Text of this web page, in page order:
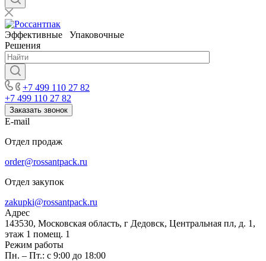
Эффективные Упаковочные
Решения
+7 499 110 27 82
+7 499 110 27 82
Заказать звонок
E-mail
Отдел продаж
order@rossantpack.ru
Отдел закупок
zakupki@rossantpack.ru
Адрес
143530, Московская область, г Дедовск, Центральная пл, д. 1,
этаж 1 помещ. 1
Режим работы
Пн. – Пт.: с 9:00 до 18:00